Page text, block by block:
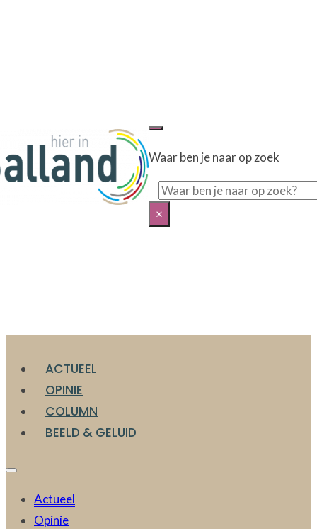
Waar ben je naar op zoek
Zoeken
×
ACTUEEL
OPINIE
COLUMN
BEELD & GELUID
Actueel
Opinie